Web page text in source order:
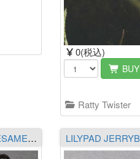
0(税込)
BUY
Ratty Twister
LILYPAD JERRYBEAN SESAME SWH スノーホワイト